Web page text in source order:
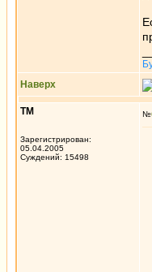
Наверх
ТМ
Зарегистрирован:
05.04.2005
Суждений: 15498
№